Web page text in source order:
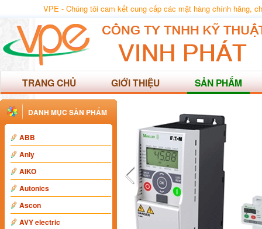
VPE - Chúng tôi cam kết cung cấp các mặt hàng chính hãng,
TRANG CHỦ GIỚI THIỆU SẢN PHẨM
DANH MỤC SẢN PHẨM
ABB
Anly
AIKO
Autonics
Ascon
AVY electric